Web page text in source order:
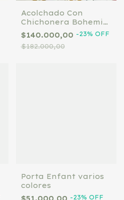
Acolchado Con
Chichonera Bohemia
140*80
$140.000,00 -23% OFF
$182.000,00
Porta Enfant varios
colores
-23% OFF